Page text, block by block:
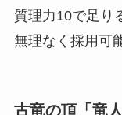
質理力10で足り
無理なく採用可
古竜の頂「竜